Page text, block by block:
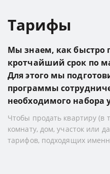
Тарифы
Мы знаем, как быстро
кротчайший срок по
Для этого мы
программы
необходимого набора
Чтобы продать квартиру (в
комнату, дом, участок или
тарифов, подходящих